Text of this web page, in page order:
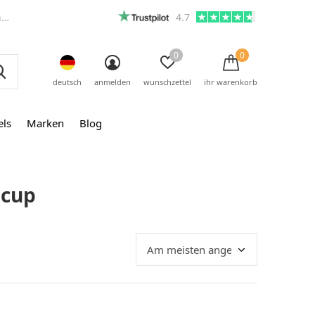
Marken Blog
deutsch anmelden wunschzettel
0
ihr warenkorb
0
4.7